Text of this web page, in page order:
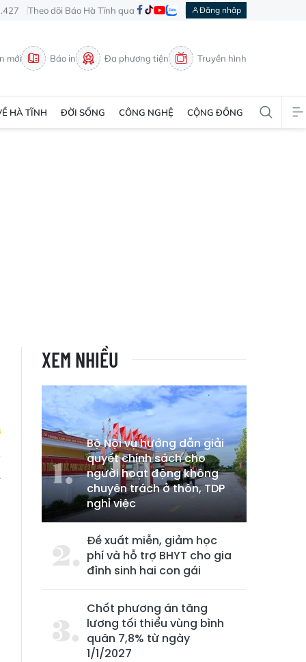
Theo dõi Báo Hà Tĩnh qua Đăng nhập
mới Báo in Đa phương tiện Truyền hình
HÀ TĨNH ĐỜI SỐNG CÔNG NGHỆ CỘNG ĐỒNG
XEM NHIỀU
Bộ Nội vụ hướng dẫn giải
quyết chính sách cho
người hoạt động không
chuyên trách ở thôn, TDP
nghỉ việc
Đề xuất miễn, giảm học
phí và hỗ trợ BHYT cho gia
đình sinh hai con gái
Chốt phương án tăng
lương tối thiểu vùng bình
quân 7,8% từ ngày
1/1/2027